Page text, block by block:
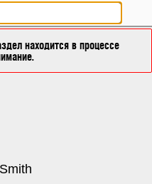
находится в процессе